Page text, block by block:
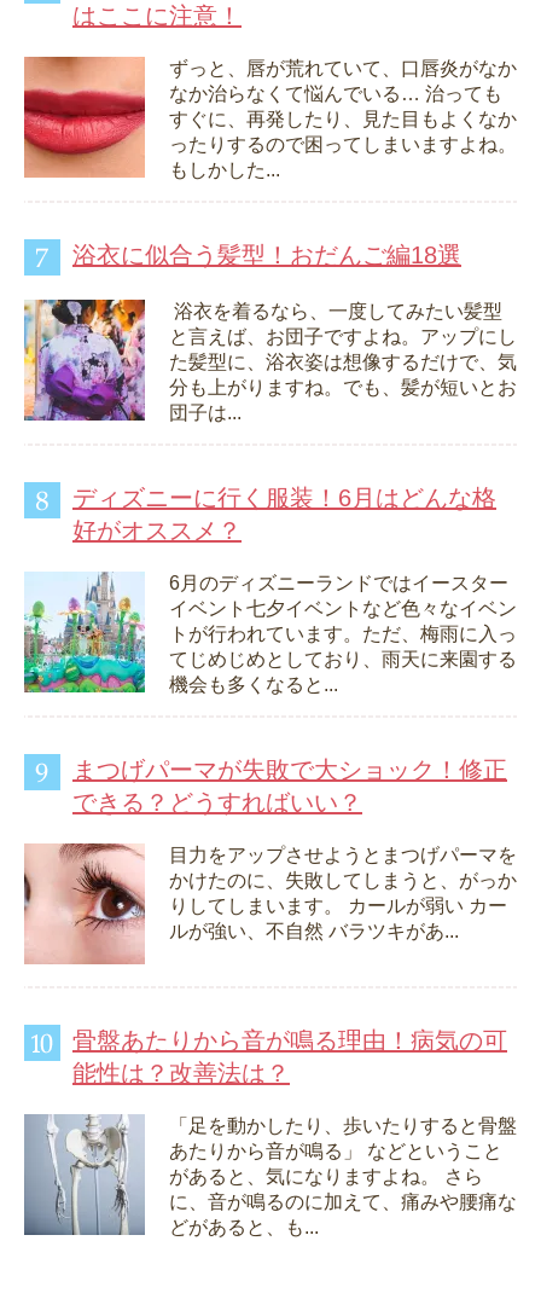
はここに注意！
ずっと、唇が荒れていて、口唇炎がなか
なか治らなくて悩んでいる… 治っても
すぐに、再発したり、見た目もよくなか
ったりするので困ってしまいますよね。
もしかした...
浴衣に似合う髪型！おだんご編18選
浴衣を着るなら、一度してみたい髪型
と言えば、お団子ですよね。アップにし
た髪型に、浴衣姿は想像するだけで、気
分も上がりますね。でも、髪が短いとお
団子は...
ディズニーに行く服装！6月はどんな格
好がオススメ？
6月のディズニーランドではイースター
イベント七夕イベントなど色々なイベン
トが行われています。ただ、梅雨に入っ
てじめじめとしており、雨天に来園する
機会も多くなると...
まつげパーマが失敗で大ショック！修正
できる？どうすればいい？
目力をアップさせようとまつげパーマを
かけたのに、失敗してしまうと、がっか
りしてしまいます。 カールが弱い カー
ルが強い、不自然 バラツキがあ...
骨盤あたりから音が鳴る理由！病気の可
能性は？改善法は？
「足を動かしたり、歩いたりすると骨盤
あたりから音が鳴る」 などということ
があると、気になりますよね。 さら
に、音が鳴るのに加えて、痛みや腰痛な
どがあると、も...